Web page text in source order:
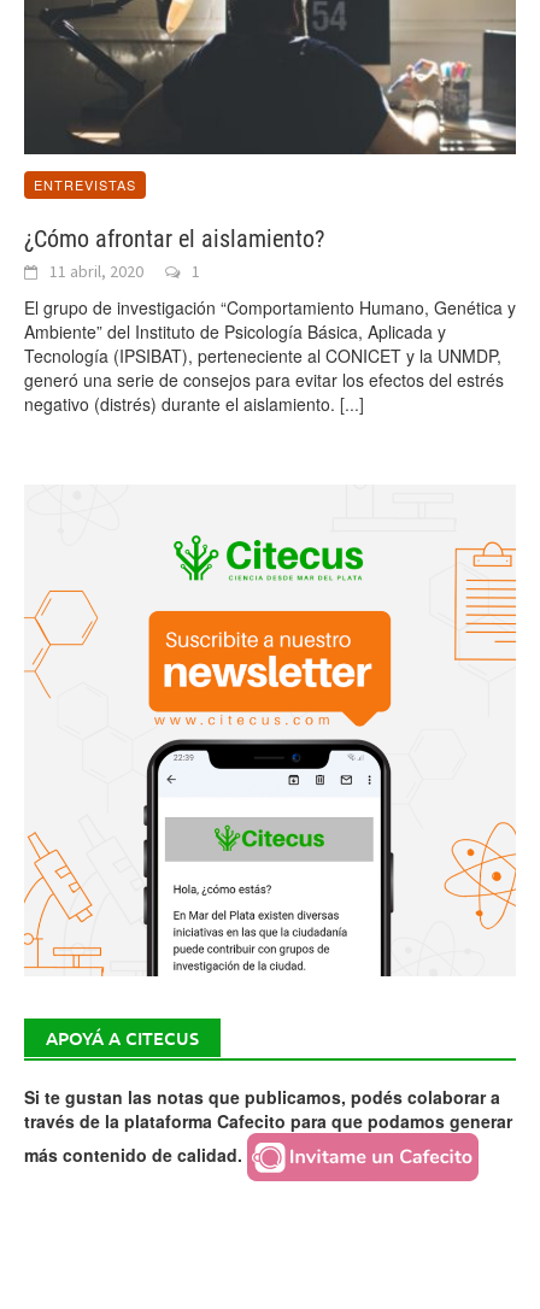
ENTREVISTAS
¿Cómo afrontar el aislamiento?
11 abril, 2020 1
El grupo de investigación “Comportamiento Humano, Genética y
Ambiente” del Instituto de Psicología Básica, Aplicada y
Tecnología (IPSIBAT), perteneciente al CONICET y la UNMDP,
generó una serie de consejos para evitar los efectos del estrés
negativo (distrés) durante el aislamiento. [...]
APOYÁ A CITECUS
Si te gustan las notas que publicamos, podés colaborar a
través de la plataforma Cafecito para que podamos generar
más contenido de calidad.